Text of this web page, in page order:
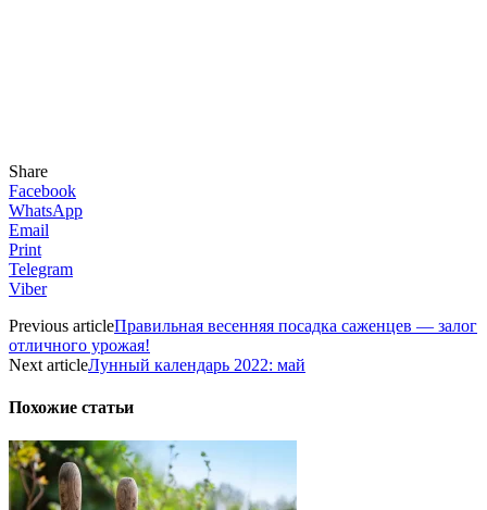
Share
Facebook
WhatsApp
Email
Print
Telegram
Viber
Previous articleПравильная весенняя посадка саженцев — залог
отличного урожая!
Next articleЛунный календарь 2022: май
Похожие статьи